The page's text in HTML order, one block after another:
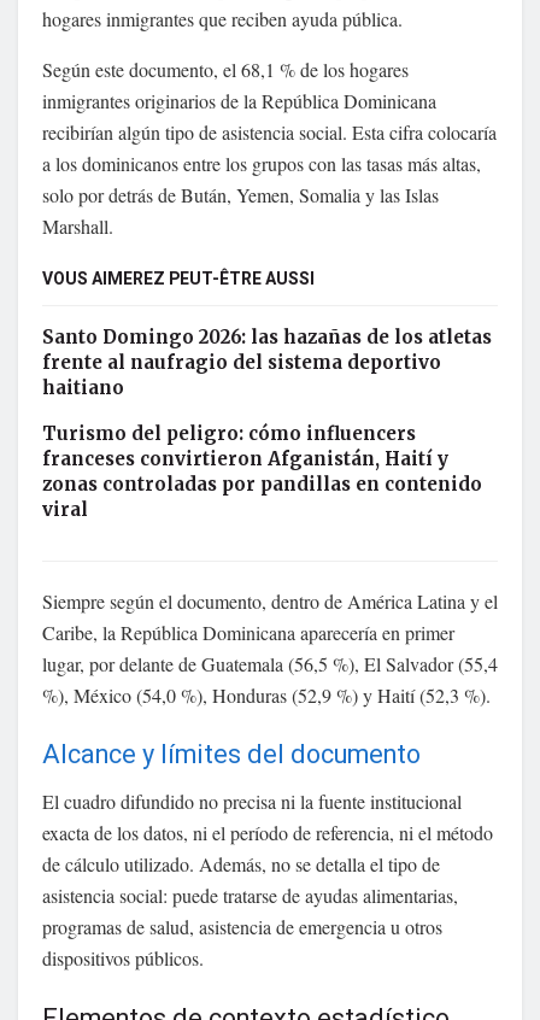
hogares inmigrantes que reciben ayuda pública.
Según este documento, el 68,1 % de los hogares
inmigrantes originarios de la República Dominicana
recibirían algún tipo de asistencia social. Esta cifra colocaría
a los dominicanos entre los grupos con las tasas más altas,
solo por detrás de Bután, Yemen, Somalia y las Islas
Marshall.
VOUS AIMEREZ PEUT-ÊTRE AUSSI
Santo Domingo 2026: las hazañas de los atletas
frente al naufragio del sistema deportivo
haitiano
Turismo del peligro: cómo influencers
franceses convirtieron Afganistán, Haití y
zonas controladas por pandillas en contenido
viral
Siempre según el documento, dentro de América Latina y el
Caribe, la República Dominicana aparecería en primer
lugar, por delante de Guatemala (56,5 %), El Salvador (55,4
%), México (54,0 %), Honduras (52,9 %) y Haití (52,3 %).
Alcance y límites del documento
El cuadro difundido no precisa ni la fuente institucional
exacta de los datos, ni el período de referencia, ni el método
de cálculo utilizado. Además, no se detalla el tipo de
asistencia social: puede tratarse de ayudas alimentarias,
programas de salud, asistencia de emergencia u otros
dispositivos públicos.